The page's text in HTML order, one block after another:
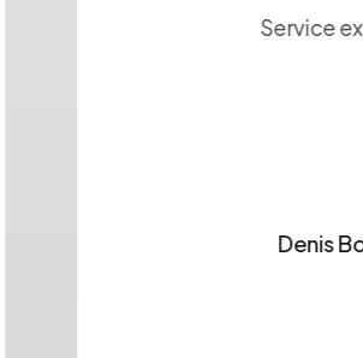
Service excellent
Denis Bouchard